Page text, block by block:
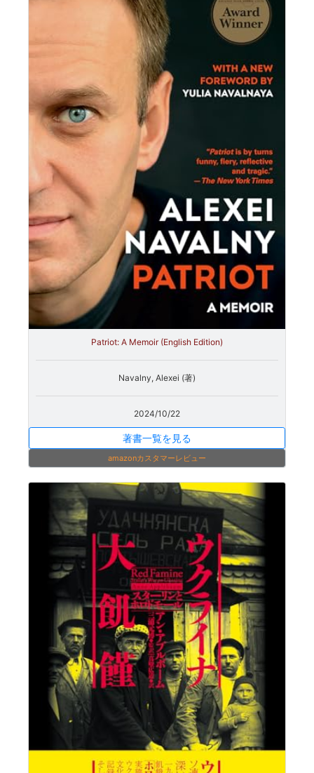
Patriot: A Memoir (English Edition)
Navalny, Alexei (著)
2024/10/22
著書一覧を見る
amazonカスタマーレビュー